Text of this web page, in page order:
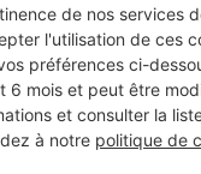
de nos services
l'utilisation de ces
préférences ci-
6 mois et peut être
et consulter la
à notre politique de